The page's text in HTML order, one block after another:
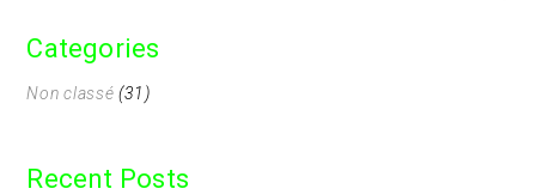
Categories
Non classé (31)
Recent Posts